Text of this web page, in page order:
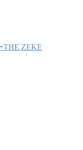
THE ZEKE